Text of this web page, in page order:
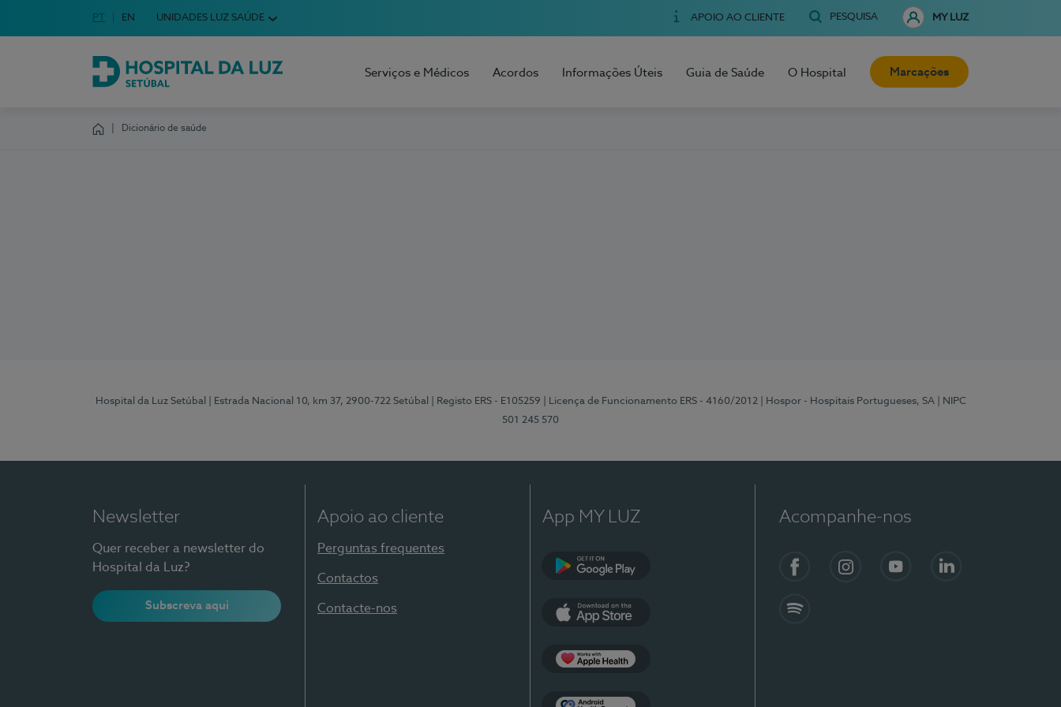
Escolha o seu idioma
Idioma em Português
PT English Language
EN UNIDADES LUZ SAÚDE APOIO AO CLIENTE PESQUISA MY LUZ
Hospital da Luz Setúbal
Serviços e Médicos Acordos Informações Úteis Guia de Saúde O Hospital Marcações
Dicionário de saúde
Hospital da Luz Setúbal | Estrada Nacional 10, km 37, 2900-722 Setúbal | Registo ERS - E105259 | Licença de Funcionamento ERS - 4160/2012 | Hospor - Hospitais Portugueses, SA
| NIPC
501 245 570
Newsletter
Quer receber a newsletter do
Hospital da Luz?
Subscreva aqui
Apoio ao cliente
Perguntas frequentes
Contactos
Contacte-nos
App MY LUZ Acompanhe-nos